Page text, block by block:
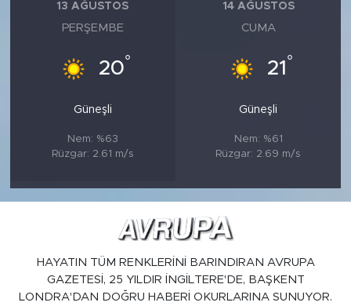
13 AĞUSTOS
PERŞEMBE
20°
Güneşli
Nem: %63
Rüzgar: 2.61 m/s
14 AĞUSTOS
CUMA
21 °
Güneşli
Nem: %61
Rüzgar: 2.69 m/s
HAYATIN TÜM RENKLERİNİ BARINDIRAN AVRUPA
GAZETESİ, 25 YILDIR İNGİLTERE'DE, BAŞKENT
LONDRA'DAN DOĞRU HABERİ OKURLARINA SUNUYOR.